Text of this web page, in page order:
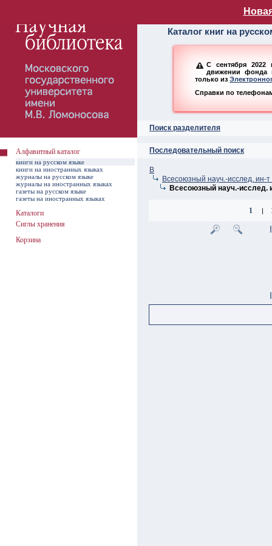
Алфавитный
Каталог книг на
С сентября 2022
движении фонда
только из
Справки по
Поиск разделителя
Последовательный поиск
В
Всесоюзный науч.-исслед.
Всесоюзный науч.-исслед.
1 |
Алфавитный каталог
книги на русском языке
книги на иностранных языках
журналы на русском языке
журналы на иностранных языках
газеты на русском языке
газеты на иностранных языках
Каталоги
Сиглы хранения
Корзина